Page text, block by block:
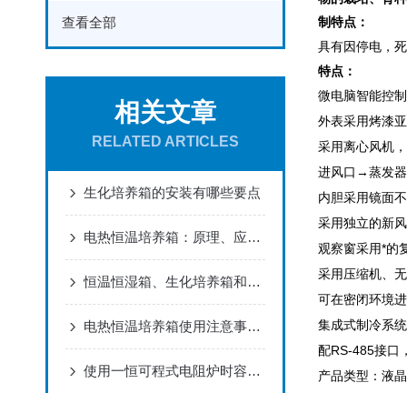
查看全部
相关文章
RELATED ARTICLES
生化培养箱的安装有哪些要点
电热恒温培养箱：原理、应用与维护全解析
恒温恒湿箱、生化培养箱和二氧化碳培养箱有什么区别？
电热恒温培养箱使用注意事项须知
使用一恒可程式电阻炉时容易忽视的三大细节
制特点：
具有因停电，
特点：
微电脑智能控
外表采用烤漆
采用离心风机
进风口→蒸发
内胆采用镜面
采用独立的新
观察窗采用*的
采用压缩机、
可在密闭环境
集成式制冷系
配RS-485接口
产品类型：液